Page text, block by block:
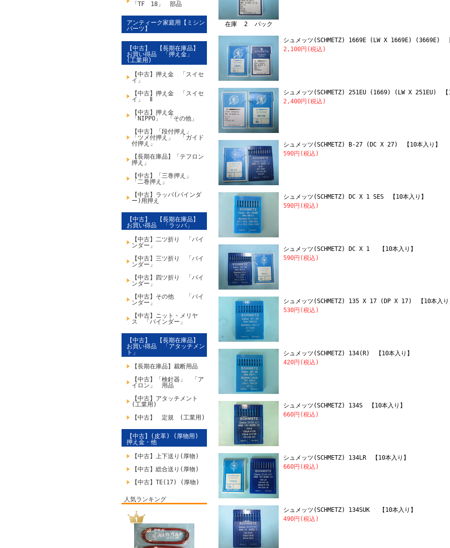
「TF 18」 部品
アンティーク家庭用【ミシン
パーツ】
【中古】 【長期在庫品】
お買い得品 「押え金」
(工業用)
【中古】押え金 「スイセ
イ」
【中古】押え金 「スイセ
イ」 Ⅱ
【中古】押え金
「NIPPO」 「その他」
【中古】「段付押え」
「ツメ付押え」 「ガイド
付押え」
【長期在庫品】「テフロン
押え」
【中古】「三巻押え」
「二巻押え」
【中古】ラッパ(バインダ
ー)用押え
【中古】 【長期在庫品】
お買い得品 「ラッパ」
【中古】二ツ折り 「バイ
ンダー」
【中古】三ツ折り 「バイ
ンダー」
【中古】四ツ折り 「バイ
ンダー」
【中古】その他 「バイ
ンダー」
【中古】ニット・メリヤ
ス 「バインダー」
【中古】 【長期在庫品】
お買い得品 「アタッチメン
ト」
【長期在庫品】裁断用品
【中古】「検針器」 「ア
イロン」 用品
【中古】アタッチメント
(工業用)
【中古】 定規 (工業用)
【中古】(皮革) (厚物用)
押え金・他
【中古】上下送り(厚物)
【中古】総合送り(厚物)
【中古】TE(17) (厚物)
人気ランキング
在庫 2 パック
シュメッツ(SCHMETZ) 1669E (LW X 1669E) (3669E) 【
2,100円(税込)
シュメッツ(SCHMETZ) 251EU (1669) (LW X 251EU) 【
2,400円(税込)
シュメッツ(SCHMETZ) B-27 (DC X 27) 【10本入り】
590円(税込)
シュメッツ(SCHMETZ) DC X 1 SES 【10本入り】
590円(税込)
シュメッツ(SCHMETZ) DC X 1 【10本入り】
590円(税込)
シュメッツ(SCHMETZ) 135 X 17 (DP X 17) 【10本入り
530円(税込)
シュメッツ(SCHMETZ) 134(R) 【10本入り】
420円(税込)
シュメッツ(SCHMETZ) 134S 【10本入り】
660円(税込)
シュメッツ(SCHMETZ) 134LR 【10本入り】
660円(税込)
シュメッツ(SCHMETZ) 134SUK 【10本入り】
490円(税込)